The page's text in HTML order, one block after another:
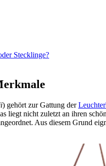
Stecklinge?
) gehört zur Gattung der
liegt nicht zuletzt an ihren
Aus diesem Grund